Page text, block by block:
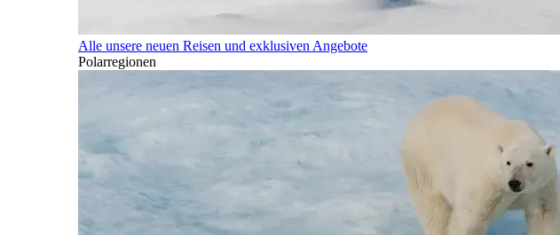
Alle unsere neuen Reisen und exklusiven Angebote
Polarregionen